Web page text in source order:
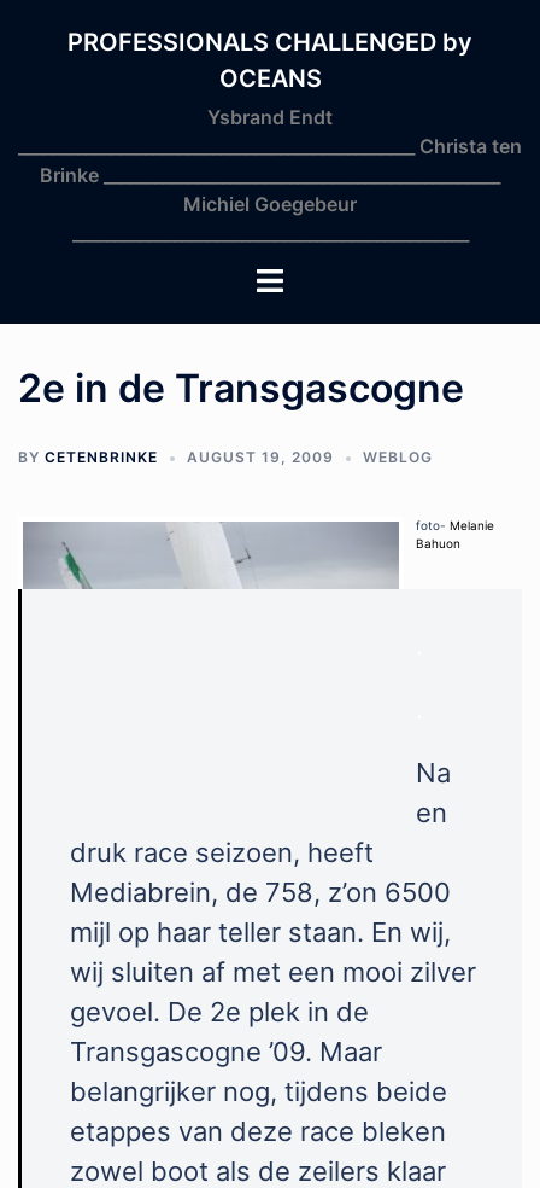
PROFESSIONALS CHALLENGED by
OCEANS
Ysbrand Endt
_______________________________________________ Christa ten
Brinke _______________________________________________
Michiel Goegebeur
Toggle
menu
2e in de Transgascogne
BY CETENBRINKE AUGUST 19, 2009 WEBLOG
foto- Melanie
Bahuon
Na
en
druk race seizoen, heeft
Mediabrein, de 758, z’on 6500
mijl op haar teller staan. En wij,
wij sluiten af met een mooi zilver
gevoel. De 2e plek in de
Transgascogne ’09. Maar
belangrijker nog, tijdens beide
etappes van deze race bleken
zowel boot als de zeilers klaar